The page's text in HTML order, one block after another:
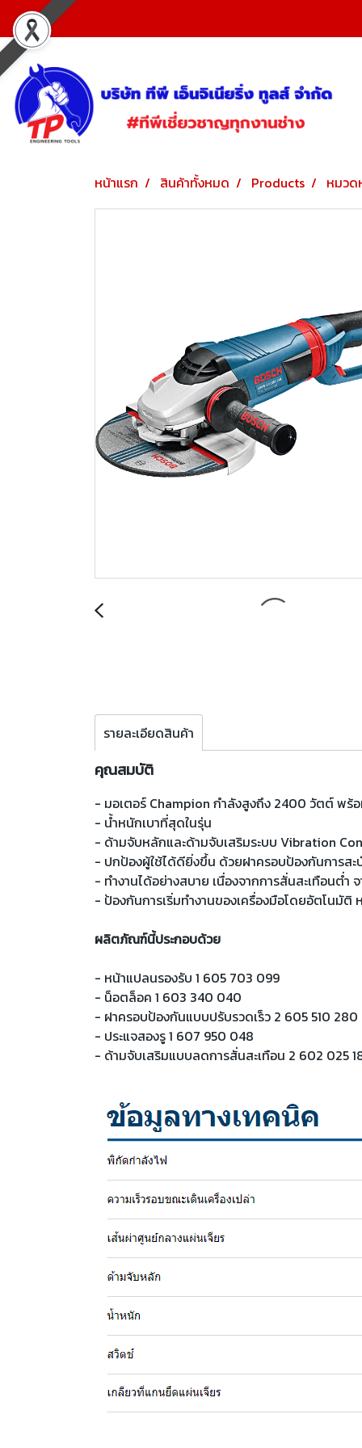
หน้าแรก สินค้าทั้งหมด Products หมวด
รายละเอียดสินค้า
คุณสมบัติ
- มอเตอร์ Champion กำลังสูงถึง 2400 วัตต์ พร้
- น้ำหนักเบาที่สุดในรุ่น
- ด้ามจับหลักและด้ามจับเสริมระบบ Vibration
- ปกป้องผู้ใช้ได้ดียิ่งขึ้น ด้วยฝาครอบป้องกันการส
- ทำงานได้อย่างสบาย เนื่องจากการสั่นสะเทือนต่
- ป้องกันการเริ่มทำงานของเครื่องมือโดยอัตโนมั
ผลิตภัณฑ์นี้ประกอบด้วย
- หน้าแปลนรองรับ 1 605 703 099
- น็อตล็อค 1 603 340 040
- ฝาครอบป้องกันแบบปรับรวดเร็ว 2 605 510 280
- ประแจสองรู 1 607 950 048
- ด้ามจับเสริมแบบลดการสั่นสะเทือน 2 602 025